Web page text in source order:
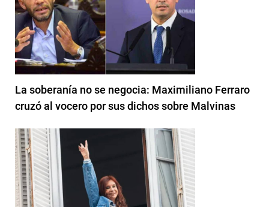
La soberanía no se negocia: Maximiliano Ferraro
cruzó al vocero por sus dichos sobre Malvinas